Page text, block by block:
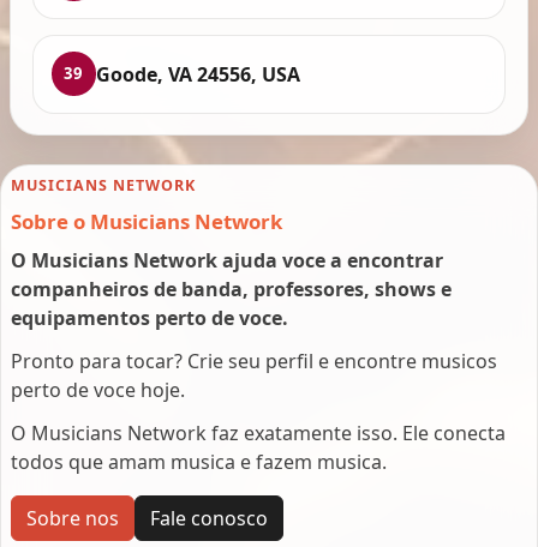
39 Goode, VA 24556, USA
MUSICIANS NETWORK
Sobre o Musicians Network
O Musicians Network ajuda voce a encontrar
companheiros de banda, professores, shows e
equipamentos perto de voce.
Pronto para tocar? Crie seu perfil e encontre musicos
perto de voce hoje.
O Musicians Network faz exatamente isso. Ele conecta
todos que amam musica e fazem musica.
Sobre nos Fale conosco